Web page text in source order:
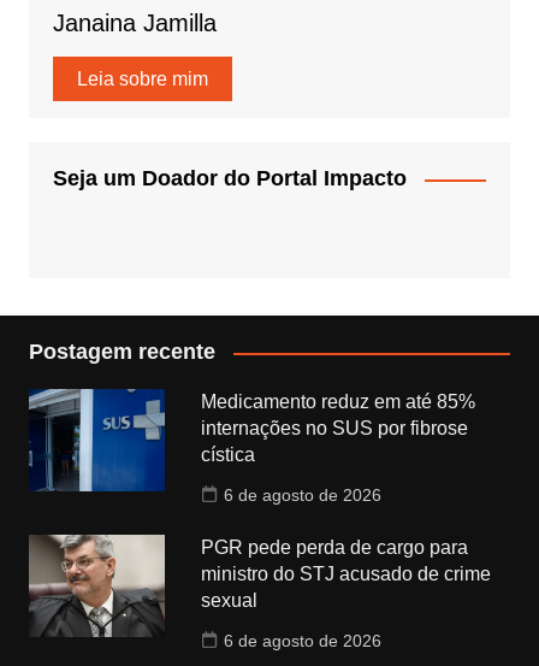
Janaina Jamilla
Leia sobre mim
Seja um Doador do Portal Impacto
Postagem recente
Medicamento reduz em até 85%
internações no SUS por fibrose
cística
6 de agosto de 2026
PGR pede perda de cargo para
ministro do STJ acusado de crime
sexual
6 de agosto de 2026